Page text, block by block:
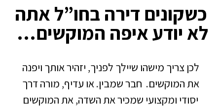
דירה בחו”ל אתה
יודע איפה המוקשים…
צריך מישהו שיילך לפניך, יזהיר אותך ויפנה
המוקשים. חבר שמבין. או עדיף, מורה דרך
ומקצועי שמכיר את השדה, את המוקשים